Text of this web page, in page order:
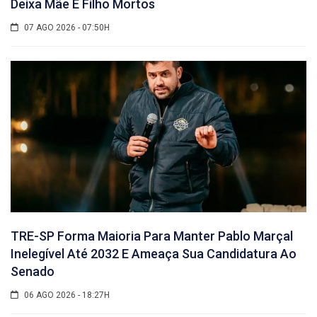
Deixa Mãe E Filho Mortos
07 AGO 2026 - 07:50H
TRE-SP Forma Maioria Para Manter Pablo Marçal
Inelegível Até 2032 E Ameaça Sua Candidatura Ao
Senado
06 AGO 2026 - 18:27H